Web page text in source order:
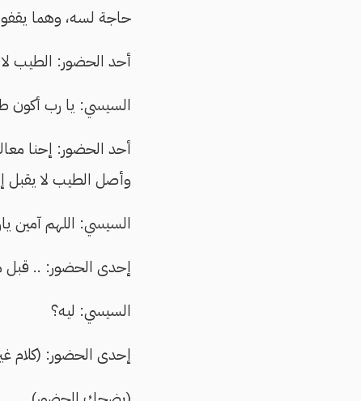
حاجة لسه، وهما
أحد الحضور: الطيب
السيسي: يا رب
أحد الحضور: إحنا
وأصل الطيب لا يقبل
السيسي: اللهم آمين
إحدى الحضور: .. قبل
السيسي: ليه؟
إحدى الحضور: (كلام